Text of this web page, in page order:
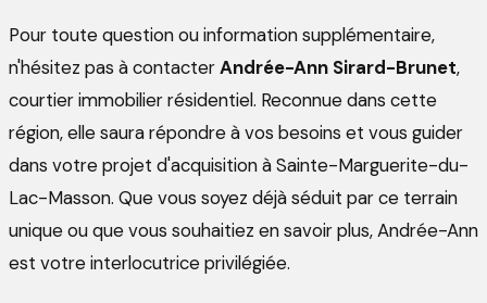
Pour toute question ou information supplémentaire,
n'hésitez pas à contacterAndrée-Ann Sirard-Brunet,
courtier immobilier résidentiel. Reconnue dans cette
région, elle saura répondre à vos besoins et vous guider
dans votre projet d'acquisition à Sainte-Marguerite-du-
Lac-Masson. Que vous soyez déjà séduit par ce terrain
unique ou que vous souhaitiez en savoir plus, Andrée-Ann
est votre interlocutrice privilégiée.